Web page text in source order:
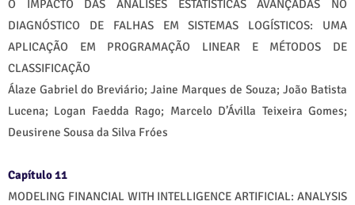
O IMPACTO DAS ANÁLISES ESTATÍSTICAS AVANÇADAS NO
DIAGNÓSTICO DE FALHAS EM SISTEMAS LOGÍSTICOS: UMA
APLICAÇÃO EM PROGRAMAÇÃO LINEAR E MÉTODOS DE
CLASSIFICAÇÃO
Álaze Gabriel do Breviário; Jaine Marques de Souza; João Batista
Lucena; Logan Faedda Rago; Marcelo D’Ávilla Teixeira Gomes;
Deusirene Sousa da Silva Fróes
Capítulo 11
MODELING FINANCIAL WITH INTELLIGENCE ARTIFICIAL: ANALYSIS